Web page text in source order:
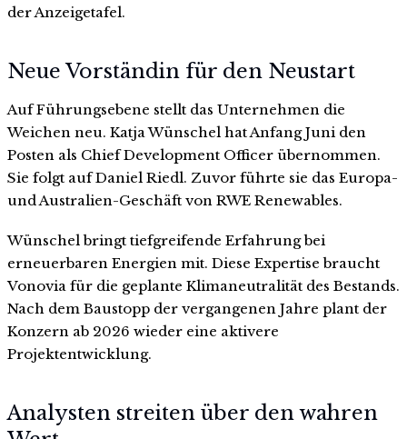
der Anzeigetafel.
Neue Vorständin für den Neustart
Auf Führungsebene stellt das Unternehmen die
Weichen neu. Katja Wünschel hat Anfang Juni den
Posten als Chief Development Officer übernommen.
Sie folgt auf Daniel Riedl. Zuvor führte sie das Europa-
und Australien-Geschäft von RWE Renewables.
Wünschel bringt tiefgreifende Erfahrung bei
erneuerbaren Energien mit. Diese Expertise braucht
Vonovia für die geplante Klimaneutralität des Bestands.
Nach dem Baustopp der vergangenen Jahre plant der
Konzern ab 2026 wieder eine aktivere
Projektentwicklung.
Analysten streiten über den wahren